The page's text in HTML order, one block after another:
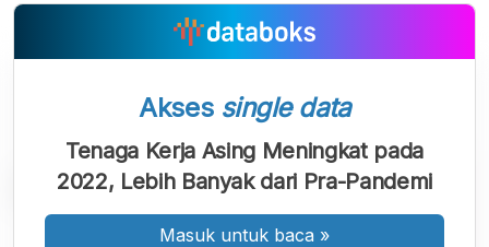
Akses single data
Tenaga Kerja Asing Meningkat pada
2022, Lebih Banyak dari Pra-Pandemi
Masuk untuk baca »